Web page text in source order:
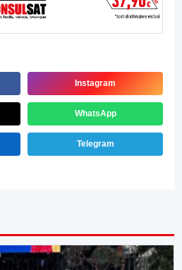
Instagram
WhatsApp
Telegram